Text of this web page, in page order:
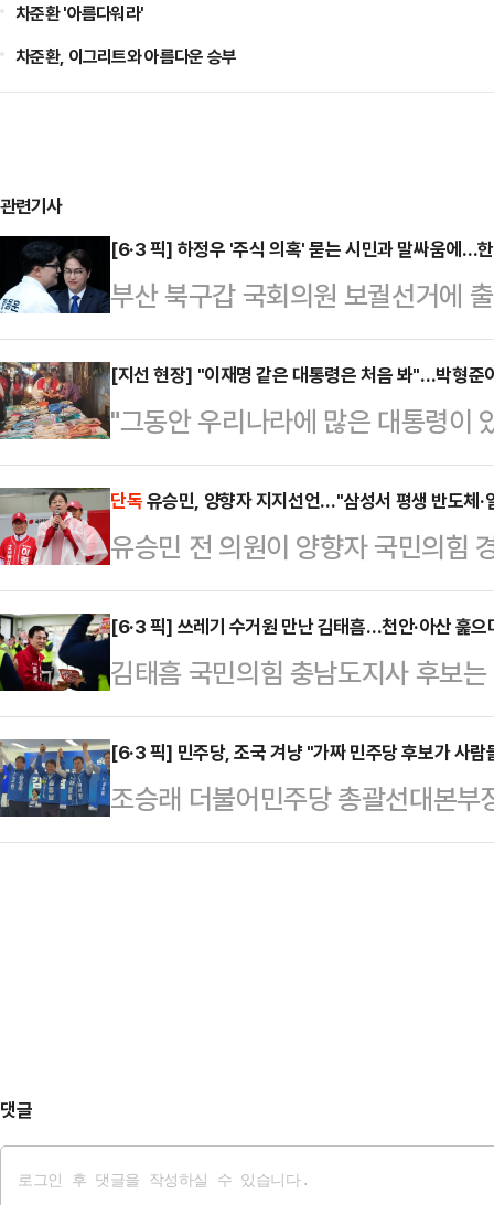
차준환 '아름다워라'
차준환, 이그리트와 아름다운 승부
관련기사
[6·3 픽] 하정우 '주식 의혹' 묻는 시민과 말싸움에…
부산 북구갑 국회의원 보궐선거에
의혹'을 두고 시민과 설전을 벌인
전에서 면박을 줬다"며 일침을 가
자기를 지지하지 않더라도 대한민
주는 건 정치인의 기본 태도가 아니
세 도중 시민과 주식 관련 의혹을
포착됐다. 영상에는 하 후보가 시민
반응을 보이는…
[지선 현장] "이재명 같은 대통령은 처음 봐"…박형준
"그동안 우리나라에 많은 대통령이
리를 굴리고 또 정상적인 법질서를
봤다."박형준 국민의힘 부산시장
집중유세 이 대통령에 대한 비판을
후보가 이렇듯 수위 높은 비판을 쏟
'사전투표 관련 논란'이 자리 잡고
주민센터에 마련된 사전투표소를
관위 직원에게 "…
단독유승민, 양향자 지지선언…"삼성서 평생 반도체·
유승민 전 의원이 양향자 국민의힘
다.30일 데일리안이 입수한 영상에
해 "양향자 후보는 고등학교를 졸
체험하면서 임원까지 오른 입지전
기도에서 가장 중요한 건 '앞으로
양 후보는 삼성전자에서 30년 넘게
게 필요한지, 경기도에 어떤 걸 도
잘 알고 계신 분"이라…
[6·3 픽] 쓰레기 수거원 만난 김태흠…천안·아산 훑
김태흠 국민의힘 충남도지사 후보
하며 민생 현장 소통과 맞춤형 지역
울였다.김태흠 후보는 이날 오전
는 것으로 하루 일정을 시작했다.
저 거리에 나와 우리 지역을 깨끗하
[6·3 픽] 민주당, 조국 겨냥 "가짜 민주당 후보가 사
조승래 더불어민주당 총괄선대본
짜 민주당 후보가 마치 진짜 후보인
댓글